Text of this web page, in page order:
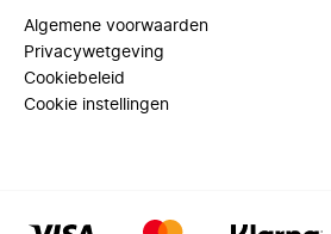
Algemene voorwaarden
Privacywetgeving
Cookiebeleid
Cookie instellingen